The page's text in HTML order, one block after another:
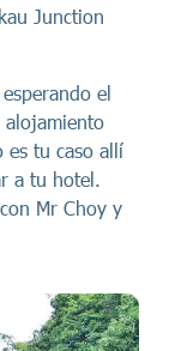
Junction
el
alojamiento
es tu caso allí
a tu hotel.
Mr Choy y